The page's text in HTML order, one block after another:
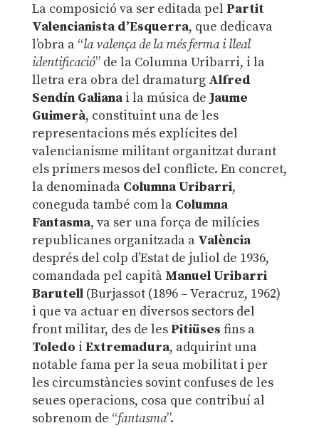
La composició va ser editada pel Partit
Valencianista d’Esquerra, que dedicava
l’obra a “lavalença de la més ferma i lleal
identificació” de la Columna Uribarri, i la
lletra era obra del dramaturg Alfred
Sendín Galianai la música de Jaume
Guimerà, constituint una de les
representacions més explícites del
valencianisme militant organitzat durant
els primers mesos del conflicte. En concret,
la denominada Columna Uribarri,
coneguda també com la Columna
Fantasma, va ser una força de milícies
republicanes organitzada a València
després del colp d’Estat de juliol de 1936,
comandada pel capità Manuel Uribarri
Barutell(Burjassot (1896 – Veracruz, 1962)
i que va actuar en diversos sectors del
front militar, des de les Pitiüses fins a
Toledo i Extremadura, adquirint una
notable fama per la seua mobilitat i per
les circumstàncies sovint confuses de les
seues operacions, cosa que contribuí al
sobrenom de “fantasma”.